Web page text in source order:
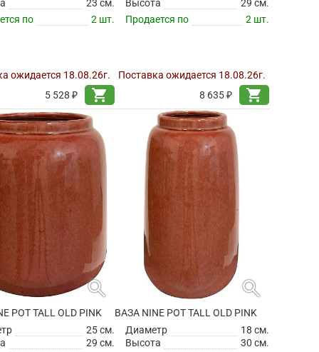
23 см.
по
2 шт.
ожидается 18.08.26г.
5 528 ₽
shopping_cart
Высота
29 см.
Продается по
2 шт.
Поставка ожидается 18.08.26г.
8 635 ₽
shopping_cart
search
POT TALL OLD PINK
25 см.
29 см.
search
ВАЗА NINE POT TALL OLD PINK
Диаметр
18 см.
Высота
30 см.